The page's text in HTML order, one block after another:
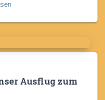
Ausflug zum